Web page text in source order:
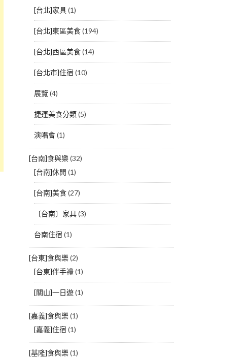
[台北]家具(1)
[台北]東區美食(194)
[台北]西區美食(14)
[台北市]住宿 (10)
展覽(4)
捷運美食分類(5)
演唱會(1)
[台南]食與樂(32)
[台南]休閒 (1)
[台南]美食(27)
〔台南〕家具(3)
台南住宿 (1)
[台東]食與樂(2)
[台東]伴手禮(1)
[關山]一日遊(1)
[嘉義]食與樂(1)
[嘉義]住宿 (1)
[基隆]食與樂(1)